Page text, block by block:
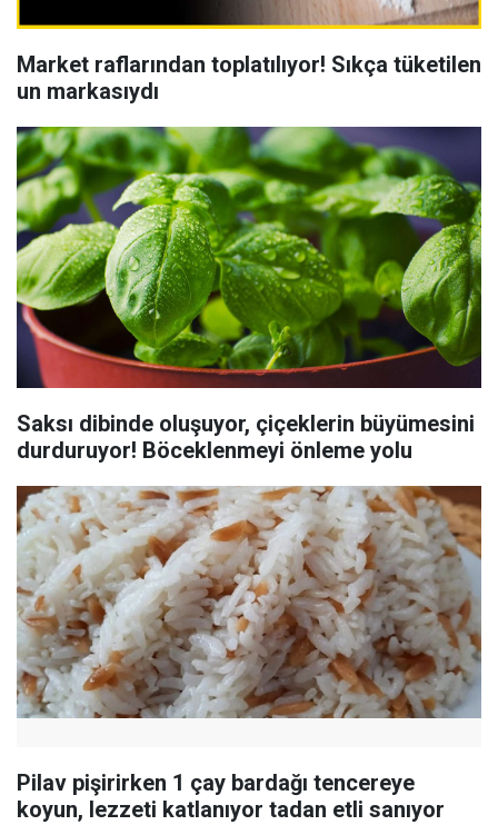
Market raflarından toplatılıyor! Sıkça tüketilen
un markasıydı
Saksı dibinde oluşuyor, çiçeklerin büyümesini
durduruyor! Böceklenmeyi önleme yolu
Pilav pişirirken 1 çay bardağı tencereye
koyun, lezzeti katlanıyor tadan etli sanıyor